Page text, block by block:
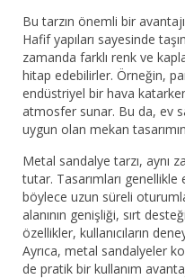
Bu tarzın önemli bir
Hafif yapıları sayesinde
zamanda farklı renk ve
hitap edebilirler. Örneğin,
endüstriyel bir hava
atmosfer sunar. Bu da, ev
uygun olan mekan
Metal sandalye tarzı, aynı
tutar. Tasarımları
böylece uzun süreli
alanının genişliği, sırt
özellikler, kullanıcıların
Ayrıca, metal sandalyeler
de pratik bir kullanım